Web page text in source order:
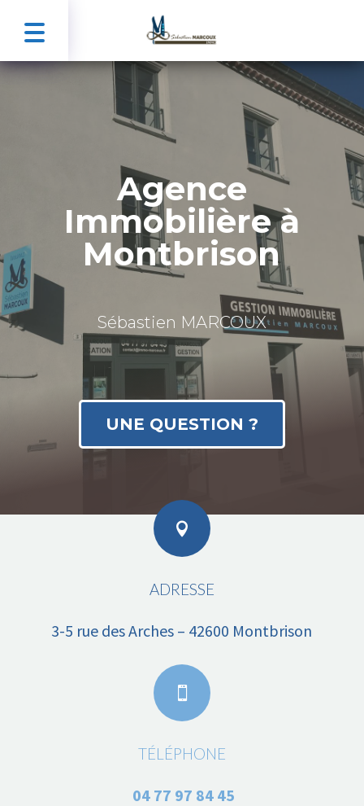
Agence
Immobilière à
Montbrison
Sébastien MARCOUX
UNE QUESTION ?

ADRESSE
3-5 rue des Arches – 42600 Montbrison

TÉLÉPHONE
04 77 97 84 45